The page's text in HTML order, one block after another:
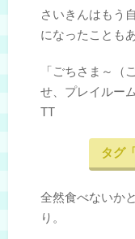
さいきんはもう
になったこともあ
「ごちさま～（
せ、プレイルー
TT
タグ
全然食べないか
り。